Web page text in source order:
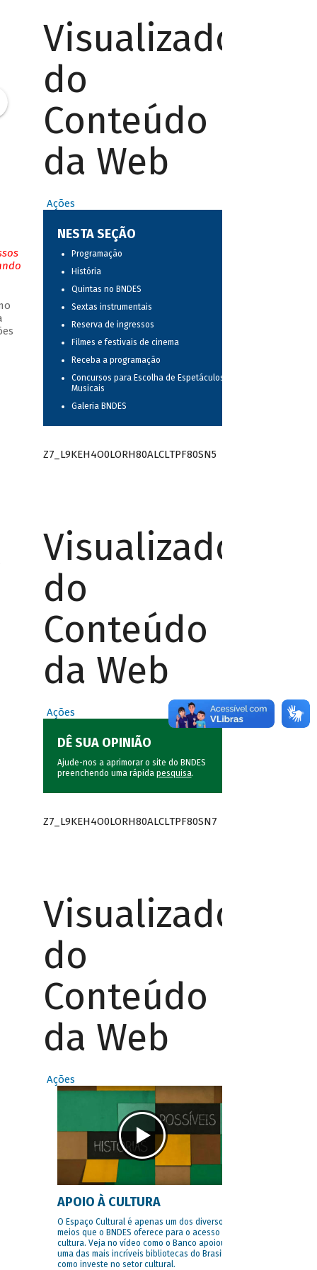
Visualizador
do
Conteúdo
da Web
Ações
NESTA SEÇÃO
Programação
História
Quintas no BNDES
Sextas instrumentais
Reserva de ingressos
Filmes e festivais de cinema
Receba a programação
Concursos para Escolha de Espetáculos
Musicais
Galeria BNDES
Z7_L9KEH4O0LORH80ALCLTPF80SN5
Visualizador
do
Conteúdo
da Web
Ações
DÊ SUA OPINIÃO
Ajude-nos a aprimorar o site do BNDES
preenchendo uma rápida pesquisa.
Z7_L9KEH4O0LORH80ALCLTPF80SN7
Visualizador
do
Conteúdo
da Web
Ações
APOIO À CULTURA
O Espaço Cultural é apenas um dos diversos
meios que o BNDES oferece para o acesso à
cultura. Veja no vídeo como o Banco apoiou
uma das mais incríveis bibliotecas do Brasil e
como investe no setor cultural.